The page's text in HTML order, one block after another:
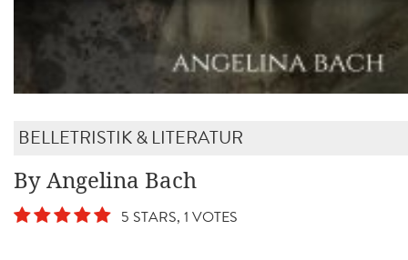
BELLETRISTIK & LITERATUR
By Angelina Bach
5 STARS, 1 VOTES